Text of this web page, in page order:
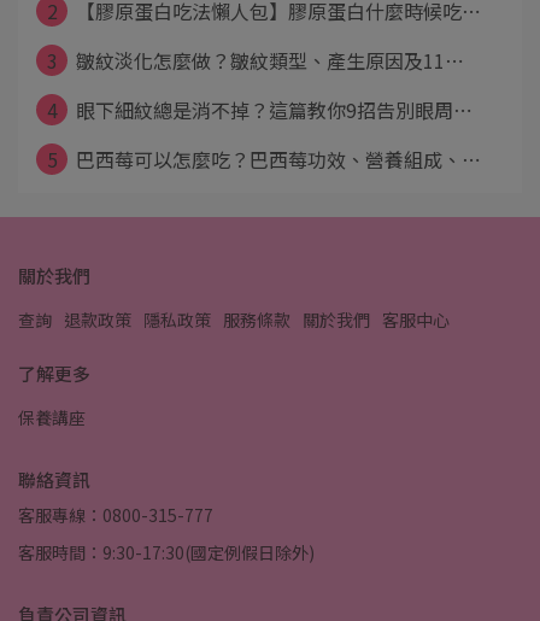
2
【膠原蛋白吃法懶人包】膠原蛋白什麼時候吃⋯
3
皺紋淡化怎麼做？皺紋類型、產生原因及11⋯
4
眼下細紋總是消不掉？這篇教你9招告別眼周⋯
5
巴西莓可以怎麼吃？巴西莓功效、營養組成、⋯
關於我們
查詢 退款政策 隱私政策 服務條款 關於我們 客服中心
了解更多
保養講座
聯絡資訊
客服專線：0800-315-777
客服時間：9:30-17:30(國定例假日除外)
負責公司資訊